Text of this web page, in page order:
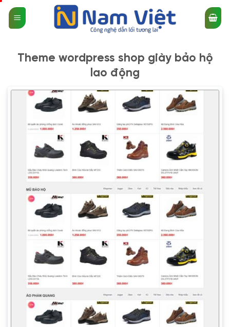
qua
nội
Theme wordpress shop giày bảo hộ
lao động